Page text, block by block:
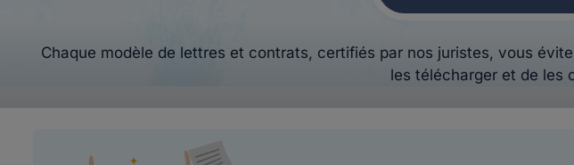
Chaque modèle de lettres et contrats, certifiés par nos juristes, vous
les télécharger et de les